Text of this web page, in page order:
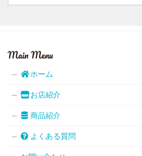
Main Menu
ホーム
お店紹介
商品紹介
よくある質問